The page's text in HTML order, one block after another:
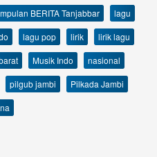
BERITA Tanjabbar
lagu
lagu pop lirik
lirik lagu
Musik Indo
nasional
pilgub jambi
Pilkada Jambi